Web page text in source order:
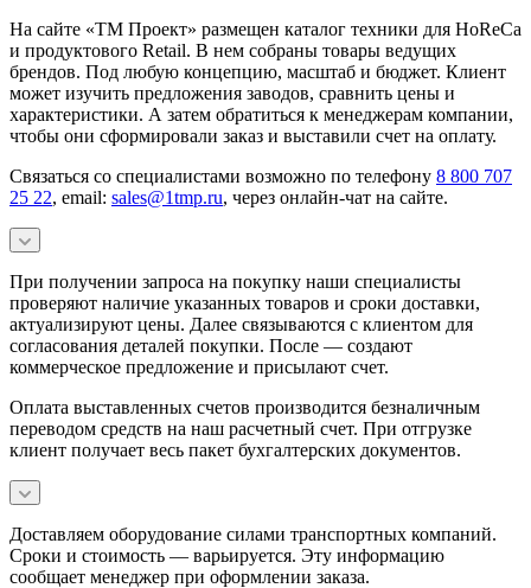
На сайте «ТМ Проект» размещен каталог техники для HoReCa
и продуктового Retail. В нем собраны товары ведущих
брендов. Под любую концепцию, масштаб и бюджет. Клиент
может изучить предложения заводов, сравнить цены и
характеристики. А затем обратиться к менеджерам компании,
чтобы они сформировали заказ и выставили счет на оплату.
Связаться со специалистами возможно по телефону 8 800 707
25 22, email: sales@1tmp.ru, через онлайн-чат на сайте.
При получении запроса на покупку наши специалисты
проверяют наличие указанных товаров и сроки доставки,
актуализируют цены. Далее связываются с клиентом для
согласования деталей покупки. После — создают
коммерческое предложение и присылают счет.
Оплата выставленных счетов производится безналичным
переводом средств на наш расчетный счет. При отгрузке
клиент получает весь пакет бухгалтерских документов.
Доставляем оборудование силами транспортных компаний.
Сроки и стоимость — варьируется. Эту информацию
сообщает менеджер при оформлении заказа.